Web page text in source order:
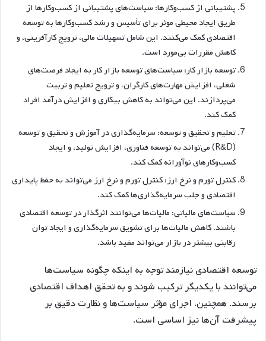
پشتیبانی از کسب‌وکارها: سیاست‌های پشتیبانی از کسب‌وکارها از
طریق ایجاد محیطی موثر برای تأسیس و رشد کسب‌وکارها به توسعه
اقتصادی کمک می‌کنند. این شامل تسهیلات مالی، ترویج کارآفرینی، و
کاهش مقررات بی‌مورد است.
توسعه بازار کار: سیاست‌های توسعه بازار کار به ایجاد فرصت‌های
شغلی، افزایش مهارت‌های کارگران، و ترویج تعلیم و تربیت
می‌پردازند. این می‌تواند به کاهش بیکاری و افزایش درآمد افراد
کمک کند.
تعلیم و تحقیق و توسعه: سرمایه‌گذاری در آموزش و تحقیق و توسعه
(R&D) می‌تواند به توسعه فناوری، افزایش تولید، و ایجاد
کسب‌وکارهای نوآورانه کمک کند.
کنترل تورم و نرخ ارز: کنترل تورم و نرخ ارز می‌تواند به حفظ پایداری
اقتصادی و جلب سرمایه‌گذاری‌ها کمک کند.
سیاست‌های مالیاتی: مالیات‌ها می‌توانند اثرگذار در توسعه اقتصادی
باشند. کاهش مالیات‌ها برای تشویق سرمایه‌گذاری و ایجاد توان
رقابتی بیشتر در بازار می‌تواند مفید باشد.
توسعه اقتصادی نیازمند توجه به اینکه چگونه سیاست‌ها
می‌توانند با یکدیگر ترکیب شوند و به تحقق اهداف اقتصادی
برسند. همچنین، اجرای مؤثر سیاست‌ها و نظارت دقیق بر
پیشرفت آن‌ها نیز اساسی است.